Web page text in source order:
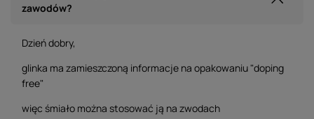
zawodów?
Dzień dobry,
glinka ma zamieszczoną informacje na opakowaniu "doping
free"
więc śmiało można stosować ją na zwodach